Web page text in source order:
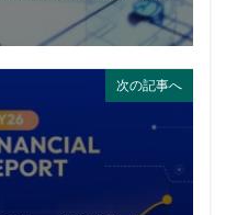
次の記事へ